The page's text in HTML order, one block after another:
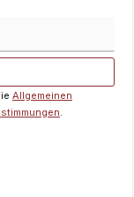
Allgemeinen
.